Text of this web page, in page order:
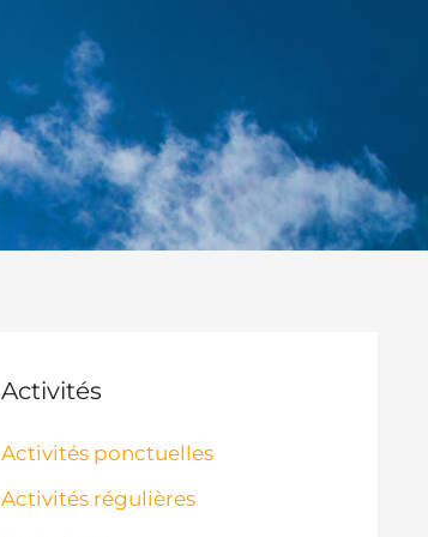
Activités
Activités ponctuelles
Activités régulières